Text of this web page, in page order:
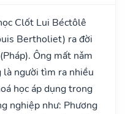
Clốt Lui Béctôlê
Bertholiet) ra đời
Ông mất nǎm
là người tìm ra nhiều
học áp dụng trong
nghiệp như: Phương